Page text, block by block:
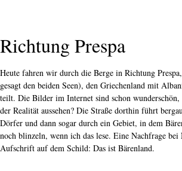
Richtung Prespa
Heute fahren wir durch die Berge in Richtung
gesagt den beiden Seen), den Griechenland mit
teilt. Die Bilder im Internet sind schon wunderschön,
der Realität aussehen? Die Straße dorthin führt
Dörfer und dann sogar durch ein Gebiet, in dem
noch blinzeln, wenn ich das lese. Eine Nachfrage
Aufschrift auf dem Schild: Das ist Bärenland.